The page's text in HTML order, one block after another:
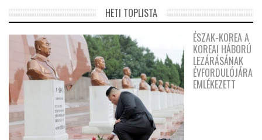
HETI TOPLISTA
ÉSZAK-KOREA A
KOREAI HÁBORÚ
LEZÁRÁSÁNAK
ÉVFORDULÓJÁRA
EMLÉKEZETT